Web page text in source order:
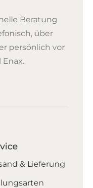
Beratung
über
persönlich vor
Enax.
& Lieferung